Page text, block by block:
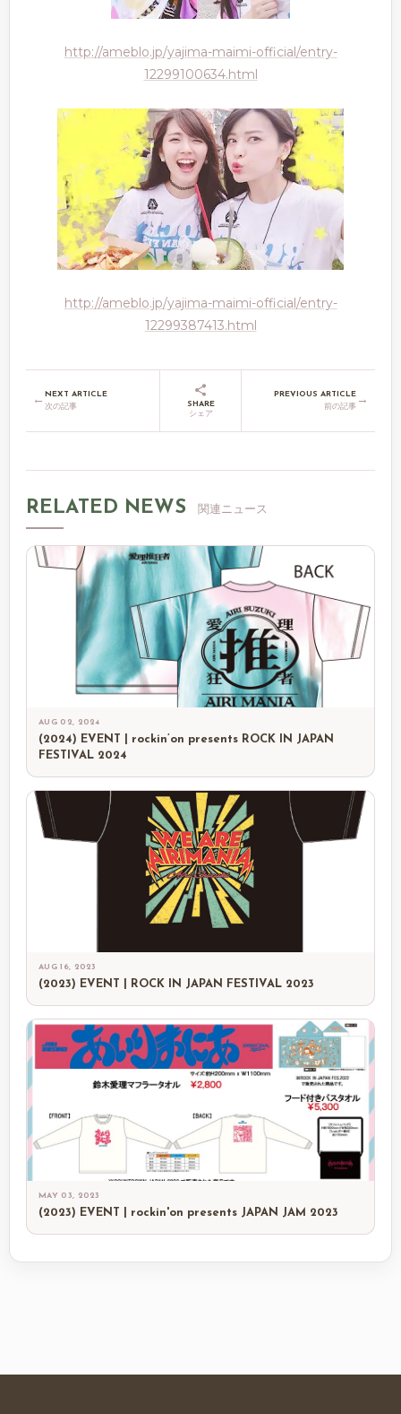
http://ameblo.jp/yajima-maimi-official/entry-
12299100634.html
http://ameblo.jp/yajima-maimi-official/entry-
12299387413.html
← NEXT ARTICLE
次の記事
SHARE
シェア
PREVIOUS ARTICLE
前の記事 →
RELATED NEWS 関連ニュース
AUG 02, 2024
(2024) EVENT | rockin’on presents ROCK IN JAPAN
FESTIVAL 2024
AUG 16, 2023
(2023) EVENT | ROCK IN JAPAN FESTIVAL 2023
MAY 03, 2023
(2023) EVENT | rockin'on presents JAPAN JAM 2023